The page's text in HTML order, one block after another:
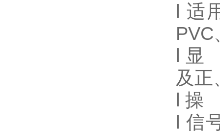
l 适
l 显
及正
l 操
l 信